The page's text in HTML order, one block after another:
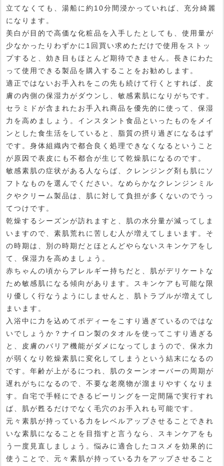
立てなくても、湯船に約10分間浸かっていれば、充分綺麗
になります。
美白が目的で高価な化粧品を入手したとしても、使用量が
少なかったりわずかに1回買い求めただけで使用をストッ
プすると、効き目もほとんど期待できません。長きにわた
って使用できる製品を購入することをお勧めします。
適正ではないお手入れをこの先も続けて行くとすれば、皮
膚の内側の保湿力がダウンし、敏感素肌になりがちです。
セラミドが含まれたお手入れ商品を優先的に使って、保湿
力を高めましょう。インスタント食品といったものをメイ
ンとした食生活をしていると、脂質の摂り過ぎになるはず
です。身体組織内で都合良く処理できなくなるということ
が原因で表皮にも不都合が生じて乾燥肌になるのです。
敏感素肌の症状がある人ならば、クレンジング剤も肌にソ
フトなものを選んでください。なめらかなクレンジンミル
クやクリーム製品は、肌に対して負担が多くないのでうっ
てつけです。
乾燥するシーズンが訪れますと、肌の水分量が減ってしま
いますので、素肌荒れに苦しむ人が増えてしまいます。そ
の時期は、別の時期だとほとんどやらないスキンケアをし
て、保湿力を高めましょう。
赤ちゃんの頃からアレルギー持ちだと、肌がデリケートな
ため敏感肌になる傾向があります。スキンケアも可能な限
り優しく行なうようにしませんと、肌トラブルが増えてし
まいます。
入浴中に力を込めてボディーをこすり過ぎているのではな
いでしょうか？ナイロン製のタオルを使ってこすり過ぎる
と、皮膚のバリア機能がダメになってしまうので、保水力
が弱くなり乾燥素肌に変化してしまうという結末になるの
です。年齢が上がるにつれ、肌のターンオーバーの周期が
遅れがちになるので、不要な老廃物が溜まりやすくなりま
す。自宅で手軽にできるピーリングを一定間隔で実行すれ
ば、肌が甦るだけでなく毛穴のお手入れも可能です。
元々素肌が持っている力をレベルアップさせることできれ
いな素肌になることを目指すと言うなら、スキンケアをも
う一度見直しましょう。悩みに適合したコスメを効果的に
使うことで、元々素肌が持っている力をアップさせること